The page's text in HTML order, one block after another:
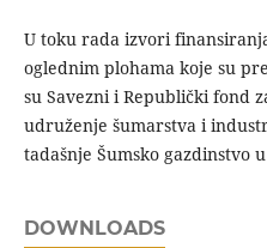
U toku rada izvori
oglednim plohama koje su
su Savezni i Republički fond
udruženje šumarstva i
tadašnje Šumsko gazdinstvo
DOWNLOADS